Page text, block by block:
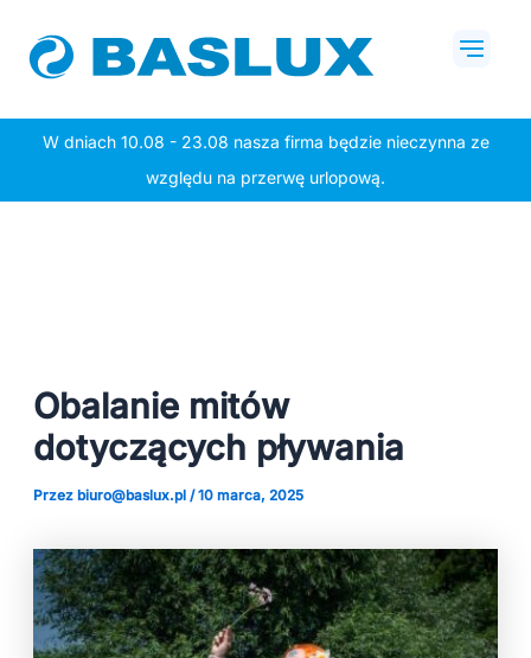
treści
W dniach 10.08 - 23.08 nasza firma będzie nieczynna ze
względu na przerwę urlopową.
Obalanie mitów
dotyczących pływania
Przezbiuro@baslux.pl/10 marca, 2025
navigation